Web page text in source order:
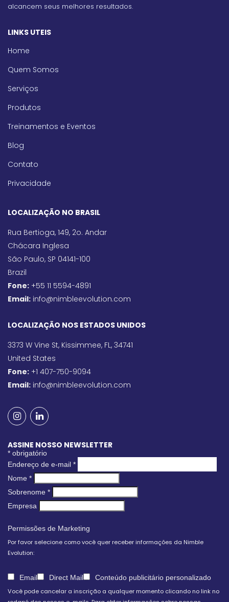
alcancem seus melhores resultados.
LINKS UTEIS
Home
Quem Somos
Serviços
Produtos
Treinamentos e Eventos
Blog
Contato
Privacidade
LOCALIZAÇÃO NO BRASIL
Rua Bertioga, 149, 2o. Andar
Chácara Inglesa
São Paulo, SP 04141-100
Brazil
Fone: +55 11 5594-4891
Email: info@nimbleevolution.com
LOCALIZAÇÃO NOS ESTADOS UNIDOS
3373 W Vine St, Kissimmee, FL, 34741
United States
Fone: +1 407-750-9094
Email: info@nimbleevolution.com
ASSINE NOSSO NEWSLETTER
* obrigatório
Endereço de e-mail *
Nome *
Sobrenome *
Empresa
Permissões de Marketing
Por favor selecione como você quer receber informações da Nimble
Evolution:
Email Direct Mail
Conteúdo publicitário personalizado
Você pode cancelar a inscrição a qualquer momento clicando no link no